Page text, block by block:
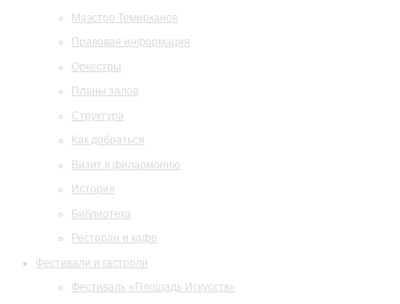
Маэстро Темирканов
Правовая информация
Оркестры
Планы залов
Структура
Как добраться
Визит в филармонию
История
Библиотека
Ресторан и кафе
Фестивали и гастроли
Фестиваль «Площадь Искусств»